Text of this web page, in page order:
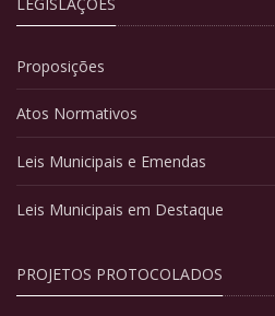
Proposições
Atos Normativos
Leis Municipais e Emendas
Leis Municipais em Destaque
PROJETOS PROTOCOLADOS